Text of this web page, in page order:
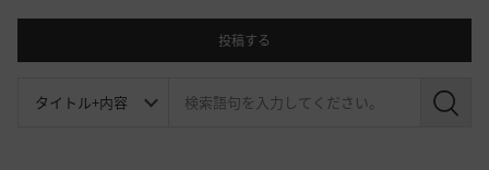
投稿する
検